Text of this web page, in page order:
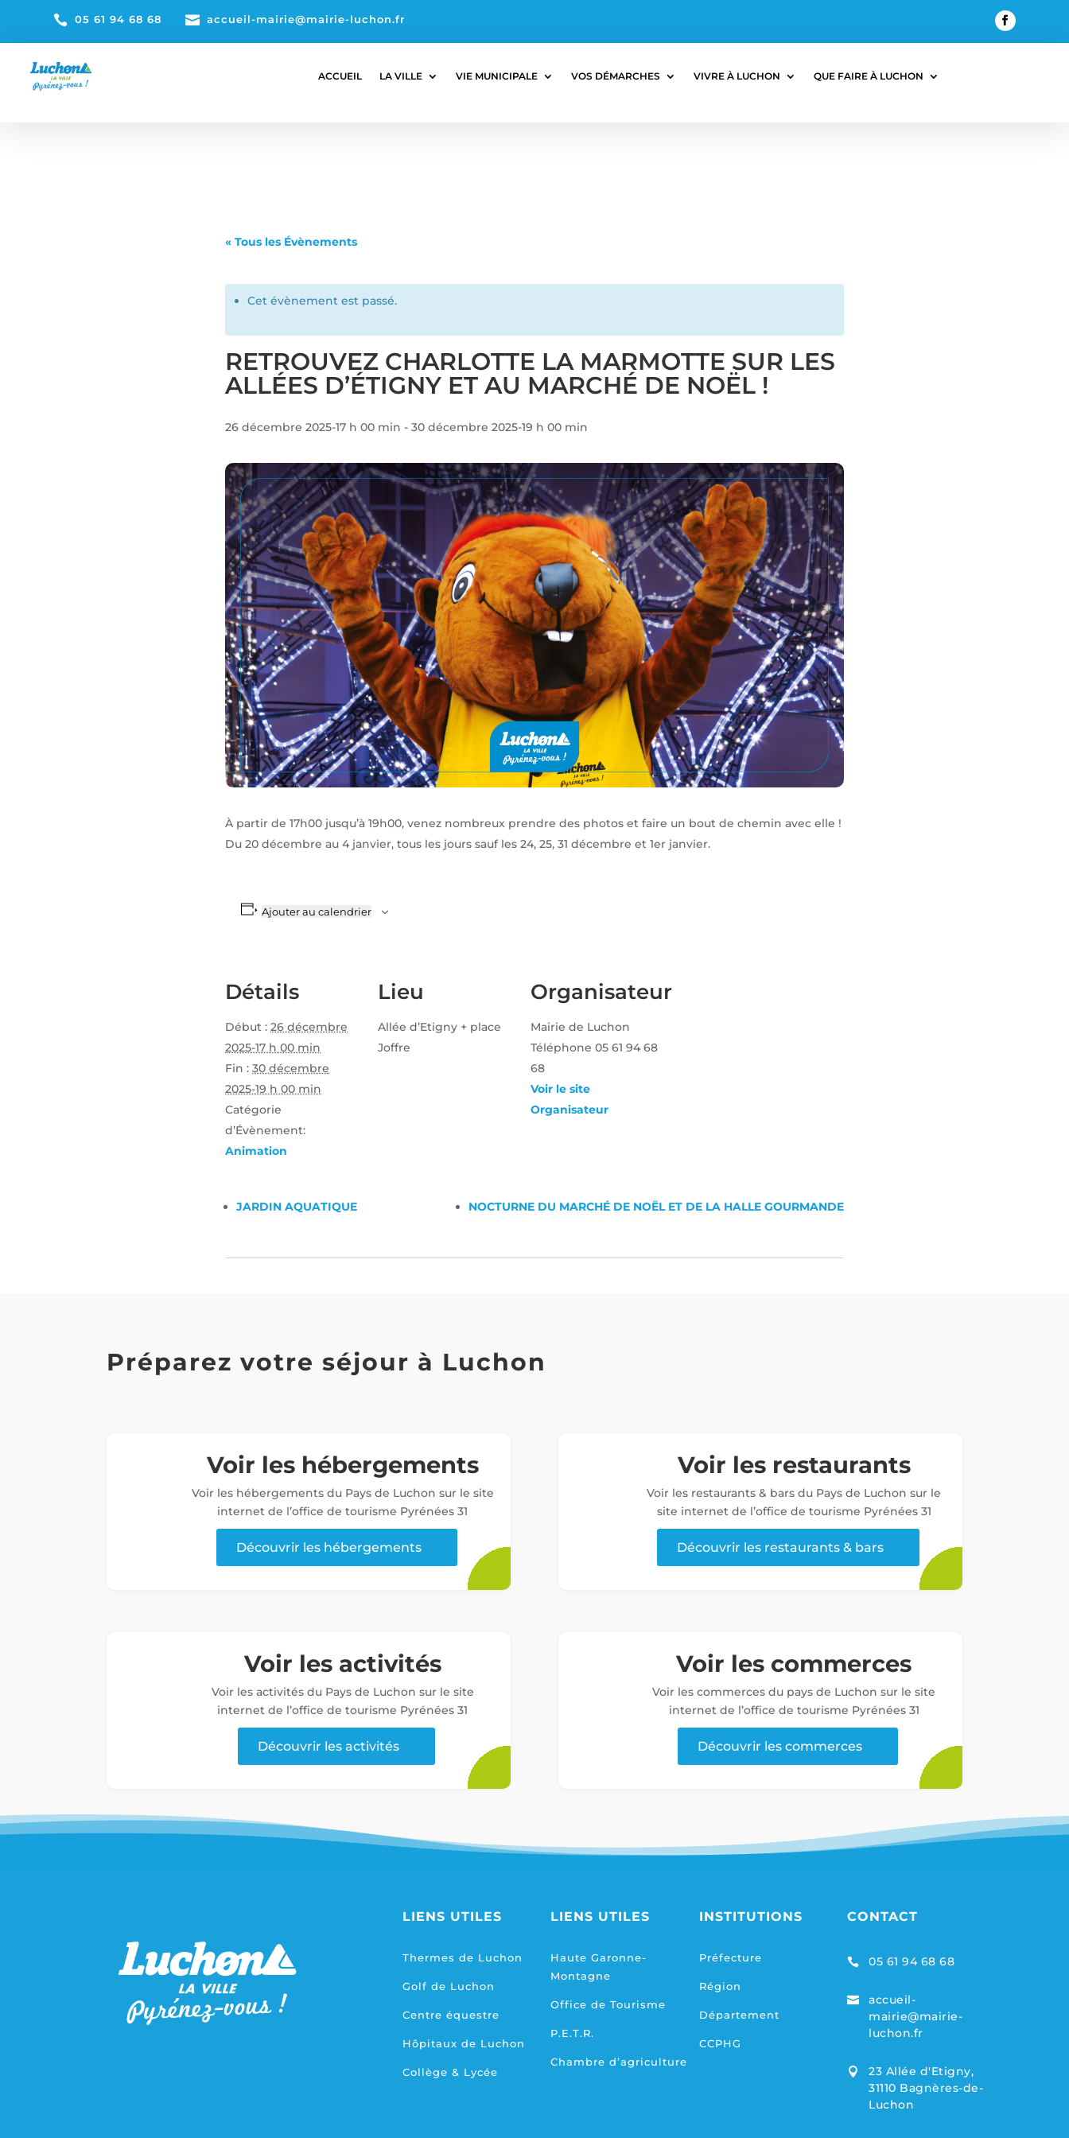
 05 61 94 68 68  accueil-mairie@mairie-luchon.fr
ACCUEIL LA VILLE VIE MUNICIPALE VOS DÉMARCHES VIVRE À LUCHON QUE FAIRE À LUCHON
« Tous les Évènements
Cet évènement est passé.
RETROUVEZ CHARLOTTE LA MARMOTTE SUR LES
ALLÉES D’ÉTIGNY ET AU MARCHÉ DE NOËL !
26 décembre 2025-17 h 00 min -30 décembre 2025-19 h 00 min
À partir de 17h00 jusqu’à 19h00, venez nombreux prendre des photos et faire un bout de chemin avec elle !
Du 20 décembre au 4 janvier, tous les jours sauf les 24, 25, 31 décembre et 1er janvier.
Ajouter au calendrier
Détails
Début : 26 décembre
2025-17 h 00 min
Fin : 30 décembre
2025-19 h 00 min
Catégorie
d’Évènement:
Animation
Lieu
Allée d’Etigny + place
Joffre
Organisateur
Mairie de Luchon
Téléphone05 61 94 68
68
Voir le site
Organisateur
JARDIN AQUATIQUE NOCTURNE DU MARCHÉ DE NOËL ET DE LA HALLE GOURMANDE
Préparez votre séjour à Luchon
Voir les hébergements
Voir les hébergements du Pays de Luchon sur le site
internet de l’office de tourisme Pyrénées 31
Découvrir les hébergements
Voir les restaurants
Voir les restaurants & bars du Pays de Luchon sur le
site internet de l’office de tourisme Pyrénées 31
Découvrir les restaurants & bars
Voir les activités
Voir les activités du Pays de Luchon sur le site
internet de l’office de tourisme Pyrénées 31
Découvrir les activités
Voir les commerces
Voir les commerces du pays de Luchon sur le site
internet de l’office de tourisme Pyrénées 31
Découvrir les commerces
LIENS UTILES
Thermes de Luchon
Golf de Luchon
Centre équestre
Hôpitaux de Luchon
Collège & Lycée
LIENS UTILES
Haute Garonne-
Montagne
Office de Tourisme
P.E.T.R.
Chambre d’agriculture
INSTITUTIONS
Préfecture
Région
Département
CCPHG
CONTACT
 05 61 94 68 68

accueil-
mairie@mairie-
luchon.fr

23 Allée d'Etigny,
31110 Bagnères-de-
Luchon